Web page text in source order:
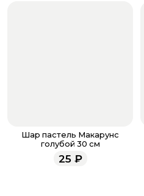
Шар пастель Макарунс
голубой 30 см
25₽